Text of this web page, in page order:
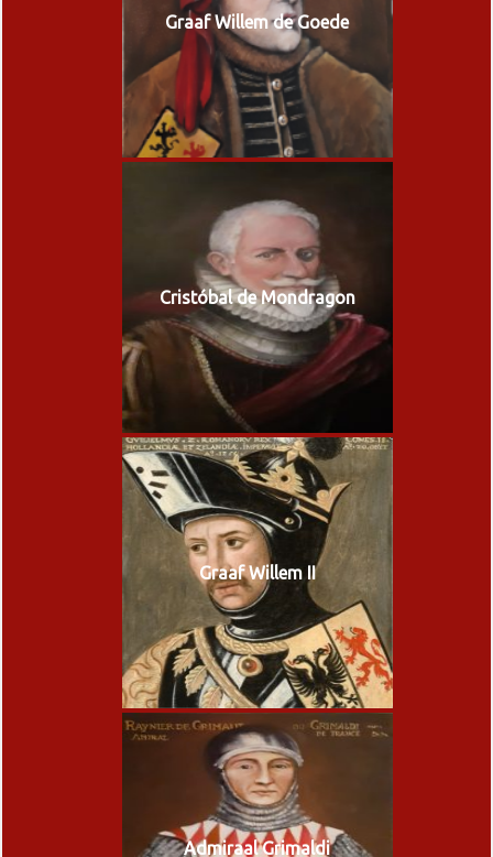
Graaf Willem de Goede
Cristóbal de Mondragon
Graaf Willem II
Admiraal Grimaldi